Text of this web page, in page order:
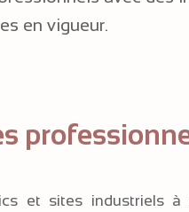
en vigueur.
et sites industriels